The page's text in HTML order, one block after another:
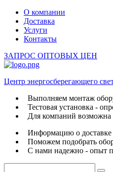
О компании
Доставка
Услуги
Контакты
ЗАПРОС ОПТОВЫХ ЦЕН
Центр энергосберегающего
Выполняем монтаж
Тестовая установка -
Для компаний возможна
Информацию о доставке
Поможем подобрать
С нами надежно - опыт